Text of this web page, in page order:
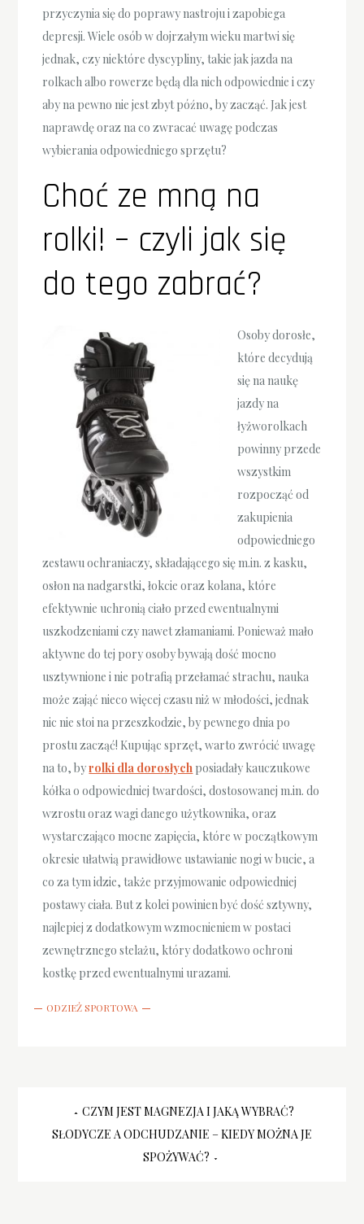
przyczynia się do poprawy nastroju i zapobiega
depresji. Wiele osób w dojrzałym wieku martwi się
jednak, czy niektóre dyscypliny, takie jak jazda na
rolkach albo rowerze będą dla nich odpowiednie i czy
aby na pewno nie jest zbyt późno, by zacząć. Jak jest
naprawdę oraz na co zwracać uwagę podczas
wybierania odpowiedniego sprzętu?
Choć ze mną na
rolki! – czyli jak się
do tego zabrać?
Osoby dorosłe,
które decydują
się na naukę
jazdy na
łyżworolkach
powinny przede
wszystkim
rozpocząć od
zakupienia
odpowiedniego
zestawu ochraniaczy, składającego się m.in. z kasku,
osłon na nadgarstki, łokcie oraz kolana, które
efektywnie uchronią ciało przed ewentualnymi
uszkodzeniami czy nawet złamaniami. Ponieważ mało
aktywne do tej pory osoby bywają dość mocno
usztywnione i nie potrafią przełamać strachu, nauka
może zająć nieco więcej czasu niż w młodości, jednak
nic nie stoi na przeszkodzie, by pewnego dnia po
prostu zacząć! Kupując sprzęt, warto zwrócić uwagę
na to, byrolki dla dorosłych posiadały kauczukowe
kółka o odpowiedniej twardości, dostosowanej m.in. do
wzrostu oraz wagi danego użytkownika, oraz
wystarczająco mocne zapięcia, które w początkowym
okresie ułatwią prawidłowe ustawianie nogi w bucie, a
co za tym idzie, także przyjmowanie odpowiedniej
postawy ciała. But z kolei powinien być dość sztywny,
najlepiej z dodatkowym wzmocnieniem w postaci
zewnętrznego stelażu, który dodatkowo ochroni
kostkę przed ewentualnymi urazami.
ODZIEŻ SPORTOWA
Nawigacja
CZYM JEST MAGNEZJA I JAKĄ WYBRAĆ?
SŁODYCZE A ODCHUDZANIE – KIEDY MOŻNA JE
SPOŻYWAĆ?